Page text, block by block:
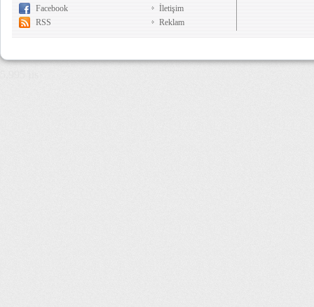
Facebook
RSS
İletişim
Reklam